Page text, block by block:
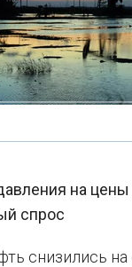
на цены
спрос
снизились